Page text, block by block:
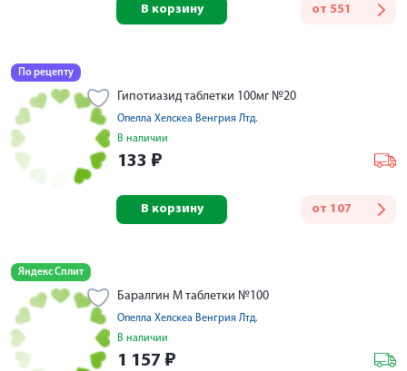
от 551
В корзину
По рецепту
Гипотиазид таблетки 100мг №20
Опелла Хелскеа Венгрия Лтд.
В наличии
133 ₽
от 107
В корзину
Яндекс Сплит
Баралгин М таблетки №100
Опелла Хелскеа Венгрия Лтд.
В наличии
1 157 ₽